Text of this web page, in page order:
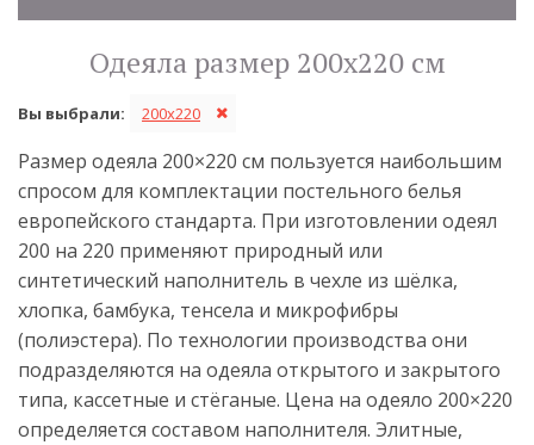
Одеяла размер 200х220 см
Вы выбрали: 200x220
Размер одеяла 200×220 см пользуется наибольшим
спросом для комплектации постельного белья
европейского стандарта. При изготовлении одеял
200 на 220 применяют природный или
синтетический наполнитель в чехле из шёлка,
хлопка, бамбука, тенсела и микрофибры
(полиэстера). По технологии производства они
подразделяются на одеяла открытого и закрытого
типа, кассетные и стёганые. Цена на одеяло 200×220
определяется составом наполнителя. Элитные,